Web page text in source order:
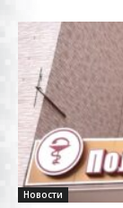
Новости